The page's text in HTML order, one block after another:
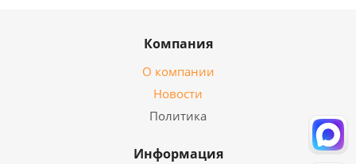
Компания
О компании
Новости
Политика
Информация